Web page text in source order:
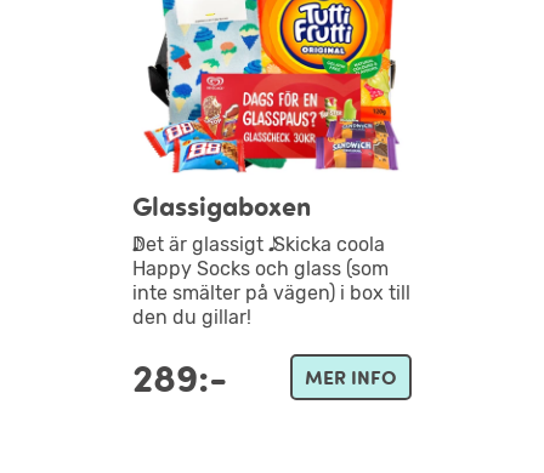
Glassigaboxen
𝅘𝅥𝅮𝅘𝅥𝅮Det är glassigt 𝅘𝅥𝅮𝅘𝅥𝅮 Skicka coola
Happy Socks och glass (som
inte smälter på vägen) i box till
den du gillar!
289:- MER INFO